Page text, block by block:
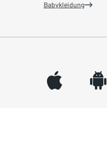
Babykleidung
appleinc android